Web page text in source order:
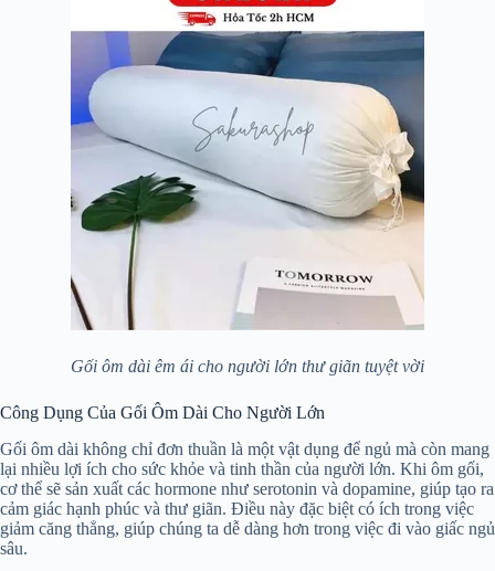
Gối ôm dài êm ái cho người lớn thư giãn tuyệt vời
Công Dụng Của Gối Ôm Dài Cho Người Lớn
Gối ôm dài không chỉ đơn thuần là một vật dụng để ngủ mà còn mang
lại nhiều lợi ích cho sức khỏe và tinh thần của người lớn. Khi ôm gối,
cơ thể sẽ sản xuất các hormone như serotonin và dopamine, giúp tạo ra
cảm giác hạnh phúc và thư giãn. Điều này đặc biệt có ích trong việc
giảm căng thẳng, giúp chúng ta dễ dàng hơn trong việc đi vào giấc ngủ
sâu.